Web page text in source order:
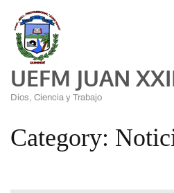
UEFM JUAN
Dios, Ciencia y Trabajo
Category: